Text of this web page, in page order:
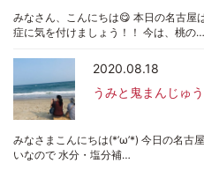
みなさん、こんにちは😋 本日の名古屋
症に気を付けましょう！！ 今は、桃の…
2020.08.18
うみと鬼まんじゅ
みなさまこんにちは(*’ω’*) 今日の名
いなので 水分・塩分補…